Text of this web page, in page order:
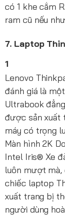
có 1 khe cắm
ram cũ nếu
7. Laptop
1
Lenovo
đánh giá là
Ultrabook
được sản xuất
máy có trọng
Màn hình 2K
Intel Iris® Xe
luôn mượt mà,
chiếc laptop
xuất trang bị
người dùng